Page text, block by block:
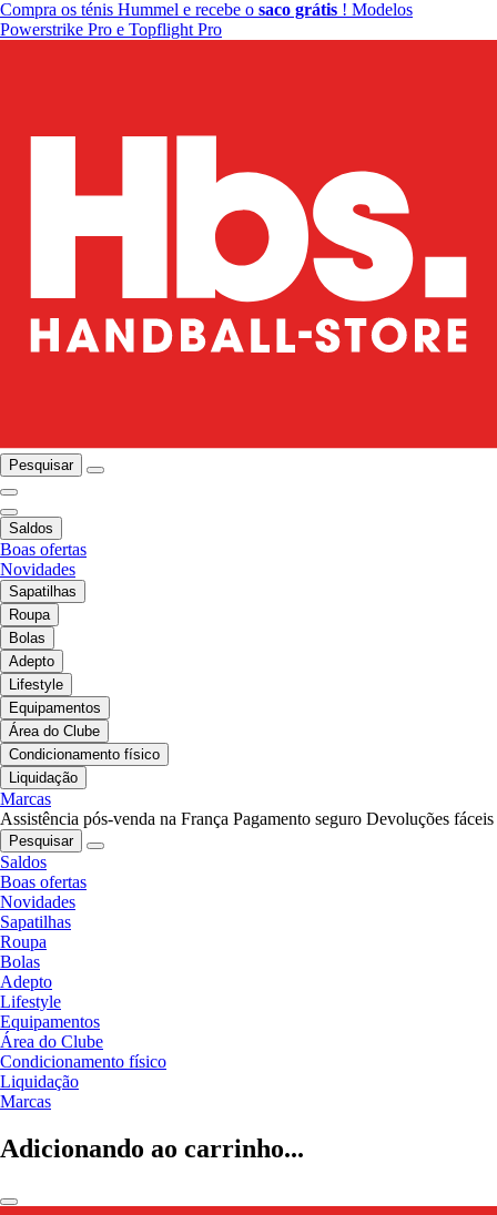
Compra os ténis Hummel e recebe o saco grátis ! Modelos
Powerstrike Pro e Topflight Pro
Pesquisar
Saldos
Boas ofertas
Novidades
Sapatilhas
Roupa
Bolas
Adepto
Lifestyle
Equipamentos
Área do Clube
Condicionamento físico
Liquidação
Marcas
Assistência pós-venda na França Pagamento seguro Devoluções fáceis
Pesquisar
Saldos
Boas ofertas
Novidades
Sapatilhas
Roupa
Bolas
Adepto
Lifestyle
Equipamentos
Área do Clube
Condicionamento físico
Liquidação
Marcas
Adicionando ao carrinho...